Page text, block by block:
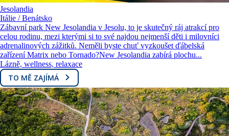
Jesolandia
Itálie / Benátsko
Zábavní park New Jesolandia v Jesolu, to je skutečný ráj atrakcí pro
celou rodinu, mezi kterými si to své najdou nejmenší děti i milovníci
adrenalinových zážitků. Neměli byste chuť vyzkoušet ďábelská
zařízení Matrix nebo Tornado?New Jesolandia zabírá plochu...
Lázně, wellness, relaxace
TO MĚ ZAJÍMÁ